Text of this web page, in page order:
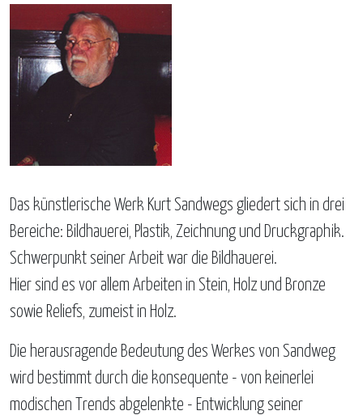
Das künstlerische Werk Kurt Sandwegs gliedert sich in drei
Bereiche: Bildhauerei, Plastik, Zeichnung und Druckgraphik.
Schwerpunkt seiner Arbeit war die Bildhauerei.
Hier sind es vor allem Arbeiten in Stein, Holz und Bronze
sowie Reliefs, zumeist in Holz.
Die herausragende Bedeutung des Werkes von Sandweg
wird bestimmt durch die konsequente - von keinerlei
modischen Trends abgelenkte - Entwicklung seiner